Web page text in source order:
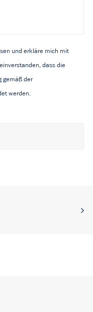
und erkläre mich mit
dass die
gemäß der
werden.